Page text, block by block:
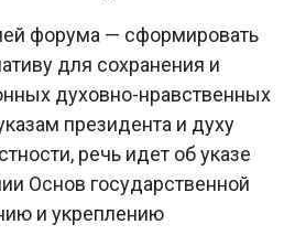
форума — сформировать
для сохранения и
духовно-нравственных
президента и духу
речь идет об указе
Основ государственной
и укреплению